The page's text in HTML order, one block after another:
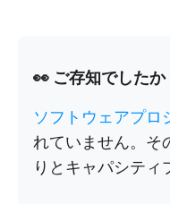
👀 ご存知でしたか
ソフトウェアプロ
れていません。そ
りとキャパシティ